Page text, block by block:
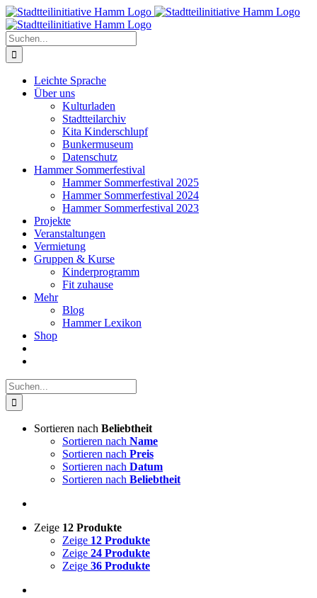
Zum
Inhalt
springen
Suche
nach:
Leichte Sprache
Über uns
Kulturladen
Stadtteilarchiv
Kita Kinderschlupf
Bunkermuseum
Datenschutz
Hammer Sommerfestival
Hammer Sommerfestival 2025
Hammer Sommerfestival 2024
Hammer Sommerfestival 2023
Projekte
Veranstaltungen
Vermietung
Gruppen & Kurse
Kinderprogramm
Fit zuhause
Mehr
Blog
Hammer Lexikon
Shop
Suche
nach:
Sortieren nach Beliebtheit
Sortieren nach Name
Sortieren nach Preis
Sortieren nach Datum
Sortieren nach Beliebtheit
Zeige 12 Produkte
Zeige 12 Produkte
Zeige 24 Produkte
Zeige 36 Produkte